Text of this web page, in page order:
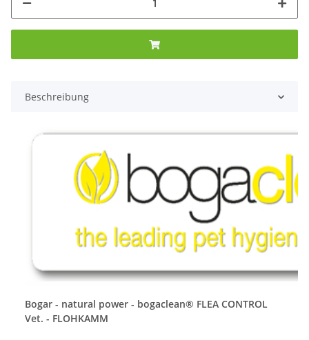
Beschreibung
Bogar - natural power - bogaclean® FLEA CONTROL
Vet. - FLOHKAMM